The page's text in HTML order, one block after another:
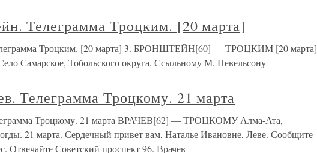
Телеграмма Троцким. [20 марта]
Троцким. [20 марта] 3. БРОНШТЕЙН[60] — ТРОЦКИМ [20 марта]
Самарское, Тобольского округа. Ссыльному М. Невельсону
Телеграмма Троцкому. 21 марта
Троцкому. 21 марта ВРАЧЕВ[62] — ТРОЦКОМУ Алма-Ата,
21 марта. Сердечный привет вам, Наталье Ивановне, Леве. Сообщите
Отвечайте Советский проспект 96. Врачев